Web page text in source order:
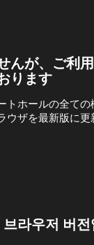
んが、ご利
ります
トホールの全ての
ウザを最新版に更
라우저 버